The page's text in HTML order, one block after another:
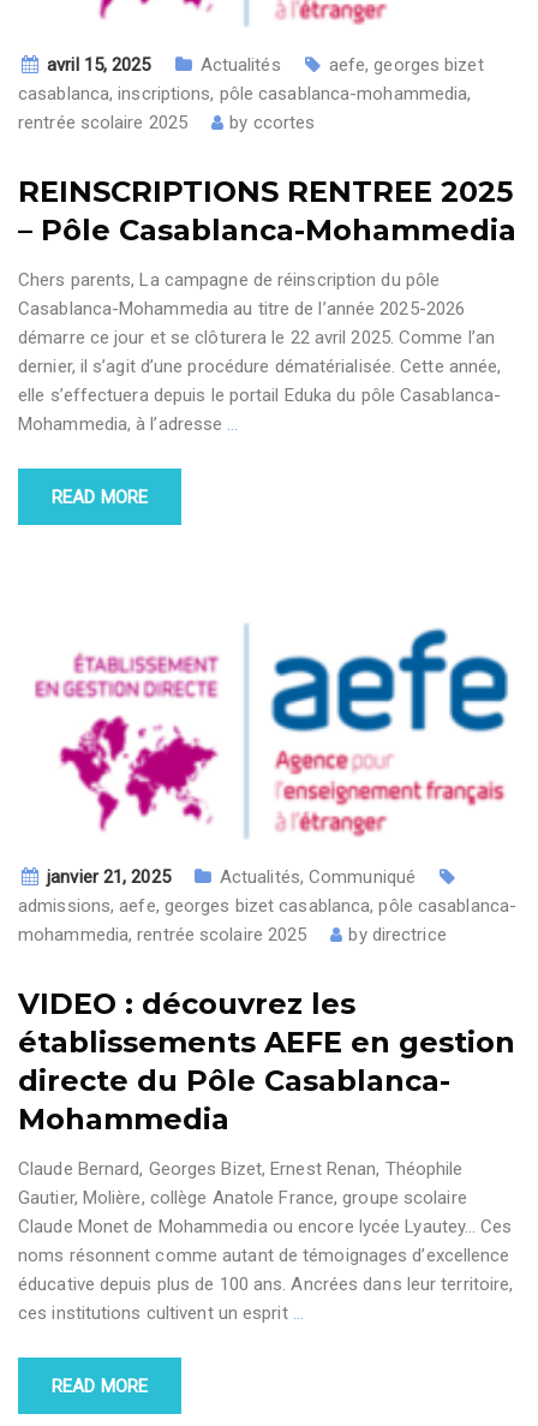
avril 15, 2025 Actualités aefe,georges bizet
casablanca,inscriptions, pôle casablanca-mohammedia,
rentrée scolaire 2025
by ccortes
REINSCRIPTIONS RENTREE 2025
– Pôle Casablanca-Mohammedia
Chers parents, La campagne de réinscription du pôle
Casablanca-Mohammedia au titre de l’année 2025-2026
démarre ce jour et se clôturera le 22 avril 2025. Comme l’an
dernier, il s’agit d’une procédure dématérialisée. Cette année,
elle s’effectuera depuis le portail Eduka du pôle Casablanca-
Mohammedia, à l’adresse …
READ MORE
janvier 21, 2025 Actualités,Communiqué
admissions,aefe, georges bizet casablanca,pôle casablanca-
mohammedia,rentrée scolaire 2025 by directrice
VIDEO : découvrez les
établissements AEFE en gestion
directe du Pôle Casablanca-
Mohammedia
Claude Bernard, Georges Bizet, Ernest Renan, Théophile
Gautier, Molière, collège Anatole France, groupe scolaire
Claude Monet de Mohammedia ou encore lycée Lyautey… Ces
noms résonnent comme autant de témoignages d’excellence
éducative depuis plus de 100 ans. Ancrées dans leur territoire,
ces institutions cultivent un esprit …
READ MORE